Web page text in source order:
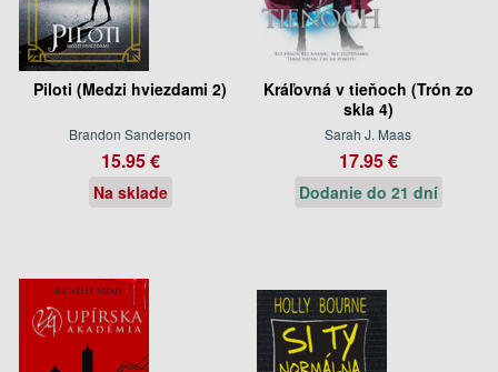
Piloti (Medzi hviezdami 2)
Brandon Sanderson
15.95 €
Na sklade
Kráľovná v tieňoch (Trón zo
skla 4)
Sarah J. Maas
17.95 €
Dodanie do 21 dní